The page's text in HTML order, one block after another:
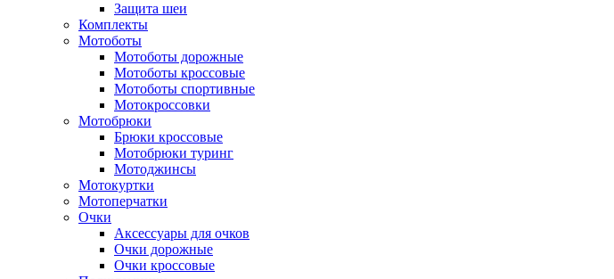
Защита шеи
Комплекты
Мотоботы
Мотоботы дорожные
Мотоботы кроссовые
Мотоботы спортивные
Мотокроссовки
Мотобрюки
Брюки кроссовые
Мотобрюки туринг
Мотоджинсы
Мотокуртки
Мотоперчатки
Очки
Аксессуары для очков
Очки дорожные
Очки кроссовые